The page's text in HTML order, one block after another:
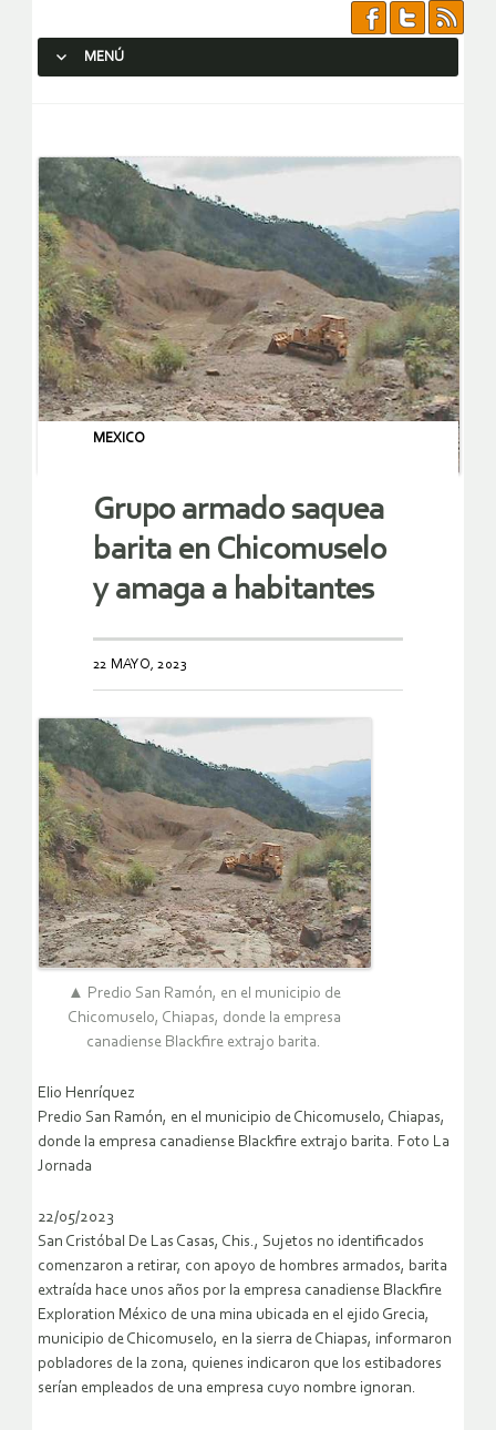
MENÚ
MEXICO
Grupo armado saquea
barita en Chicomuselo
y amaga a habitantes
22 MAYO, 2023
▲ Predio San Ramón, en el municipio de
Chicomuselo, Chiapas, donde la empresa
canadiense Blackfire extrajo barita.
Elio Henríquez
Predio San Ramón, en el municipio de Chicomuselo, Chiapas,
donde la empresa canadiense Blackfire extrajo barita. Foto La
Jornada
22/05/2023
San Cristóbal De Las Casas, Chis., Sujetos no identificados
comenzaron a retirar, con apoyo de hombres armados, barita
extraída hace unos años por la empresa canadiense Blackfire
Exploration México de una mina ubicada en el ejido Grecia,
municipio de Chicomuselo, en la sierra de Chiapas, informaron
pobladores de la zona, quienes indicaron que los estibadores
serían empleados de una empresa cuyo nombre ignoran.